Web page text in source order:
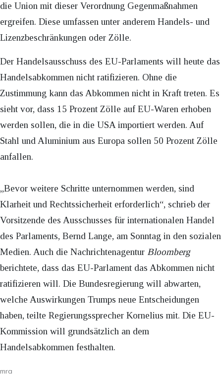
die Union mit dieser Verordnung Gegenmaßnahmen
ergreifen. Diese umfassen unter anderem Handels- und
Lizenzbeschränkungen oder Zölle.
Der Handelsausschuss des EU-Parlaments will heute das
Handelsabkommen nicht ratifizieren. Ohne die
Zustimmung kann das Abkommen nicht in Kraft treten. Es
sieht vor, dass 15 Prozent Zölle auf EU-Waren erhoben
werden sollen, die in die USA importiert werden. Auf
Stahl und Aluminium aus Europa sollen 50 Prozent Zölle
anfallen.
„Bevor weitere Schritte unternommen werden, sind
Klarheit und Rechtssicherheit erforderlich“, schrieb der
Vorsitzende des Ausschusses für internationalen Handel
des Parlaments, Bernd Lange, am Sonntag in den sozialen
Medien. Auch die Nachrichtenagentur Bloomberg
berichtete, dass das EU-Parlament das Abkommen nicht
ratifizieren will. Die Bundesregierung will abwarten,
welche Auswirkungen Trumps neue Entscheidungen
haben, teilte Regierungssprecher Kornelius mit. Die EU-
Kommission will grundsätzlich an dem
Handelsabkommen festhalten.
mra